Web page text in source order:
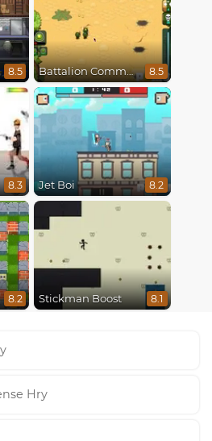
8.5 Battalion Commander 8.5
8.3 Jet Boi 8.2
8.2 Stickman Boost 8.1
Hry